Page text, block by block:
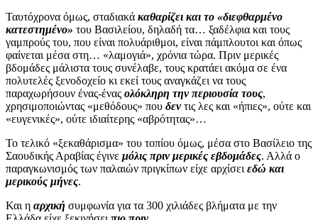
Ταυτόχρονα όμως, σταδιακά καθαρίζει και το «διεφθαρμένο
κατεστημένο» του Βασιλείου, δηλαδή τα… ξαδέλφια και τους
γαμπρούς του, που είναι πολυάριθμοι, είναι πάμπλουτοι και όπως
φαίνεται μέσα στη… «λαμογιά», χρόνια τώρα. Πριν μερικές
βδομάδες μάλιστα τους συνέλαβε, τους κρατάει ακόμα σε ένα
πολυτελές ξενοδοχείο κι εκεί τους αναγκάζει να τους
παραχωρήσουν ένας-ένας ολόκληρη την περιουσία τους,
χρησιμοποιώντας «μεθόδους» που δεντις λες και «ήπιες», ούτε και
«ευγενικές», ούτε ιδιαίτερης «αβρότητας»…
Το τελικό «ξεκαθάρισμα» του τοπίου όμως, μέσα στο Βασίλειο της
Σαουδικής Αραβίας έγινε μόλις πριν μερικές εβδομάδες. Αλλά ο
παραγκωνισμός των παλαιών πριγκίπων είχε αρχίσει εδώ και
μερικούς μήνες.
Και η αρχική συμφωνία για τα 300 χιλιάδες βλήματα με την